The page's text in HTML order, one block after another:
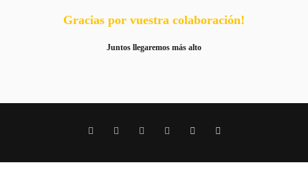
Gracias por vuestra colaboración!
Juntos llegaremos más alto